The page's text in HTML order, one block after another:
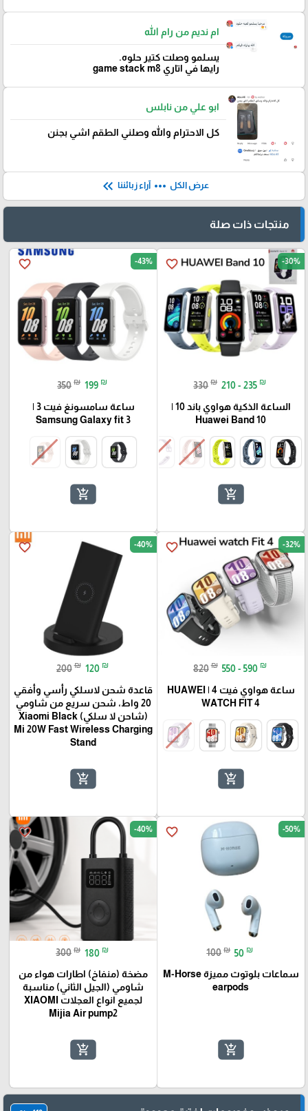
ام نديم من رام الله
يسلمو وصلت كتير حلوه.
رايها في اتاري game stack m8
ابو علي من نابلس
كل الاحترام والله وصلني الطقم اشي بجنن
عرض الكل more_horiz آراء زبائننا keyboard_double_arrow_left
منتجات ذات صلة
favorite_border -30%
330 ₪ 210 - 235 ₪
الساعة الذكية هواوي باند 10 |
Huawei Band 10
add_shopping_cart
favorite_border -43%
350 ₪ 199 ₪
ساعة سامسونغ فيت 3 |
Samsung Galaxy fit 3
add_shopping_cart
favorite_border -32%
820 ₪ 550 - 590 ₪
ساعة هواوي فيت 4 | HUAWEI
WATCH FIT 4
add_shopping_cart
favorite_border -40%
200 ₪ 120 ₪
قاعدة شحن لاسلكي رأسي وأفقي
20 واط، شحن سريع من شاومي
(شاحن لا سلكي) Xiaomi Black
Mi 20W Fast Wireless Charging
Stand
add_shopping_cart
favorite_border -50%
100 ₪ 50 ₪
سماعات بلوتوث مميزة M-Horse
earpods
add_shopping_cart
favorite_border -40%
300 ₪ 180 ₪
مضخة (منفاخ) اطارات هواء من
شاومي (الجيل الثاني) مناسبة
لجميع انواع العجلات XIAOMI
Mijia Air pump2
add_shopping_cart